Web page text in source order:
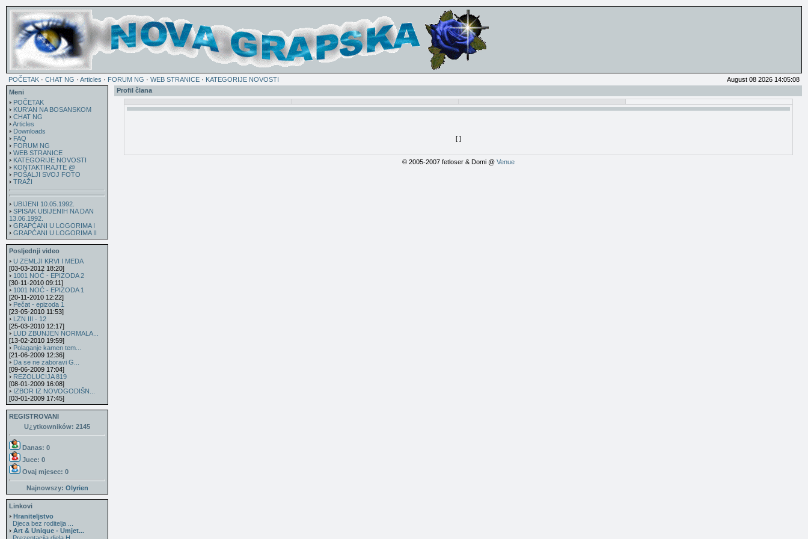
POČETAK · CHAT NG · Articles · FORUM NG · WEB STRANICE · KATEGORIJE NOVOSTI
August 08 2026 14:05:08
Meni
POČETAK
KUR'AN NA BOSANSKOM
CHAT NG
Articles
Downloads
FAQ
FORUM NG
WEB STRANICE
KATEGORIJE NOVOSTI
KONTAKTIRAJTE @
POŠALJI SVOJ FOTO
TRAŽI
UBIJENI 10.05.1992.
SPISAK UBIJENIH NA DAN
13.06.1992.
GRAPĆANI U LOGORIMA I
GRAPĆANI U LOGORIMA II
Posljednji video
U ZEMLJI KRVI I MEDA
[03-03-2012 18:20]
1001 NOĆ - EPIZODA 2
[30-11-2010 09:11]
1001 NOĆ - EPIZODA 1
[20-11-2010 12:22]
Pečat - epizoda 1
[23-05-2010 11:53]
LZN III - 12
[25-03-2010 12:17]
LUD ZBUNJEN NORMALA...
[13-02-2010 19:59]
Polaganje kamen tem...
[21-06-2009 12:36]
Da se ne zaboravi G...
[09-06-2009 17:04]
REZOLUCIJA 819
[08-01-2009 16:08]
IZBOR IZ NOVOGODIŠN...
[03-01-2009 17:45]
REGISTROVANI
U¿ytkowników: 2145
Danas: 0
Juce: 0
Ovaj mjesec: 0
Najnowszy: Olyrien
Linkovi
Hraniteljstvo
Djeca bez roditelja ...
Art & Unique - Umjet...
Profil člana
[ ]
© 2005-2007 fetloser & Domi @ Venue